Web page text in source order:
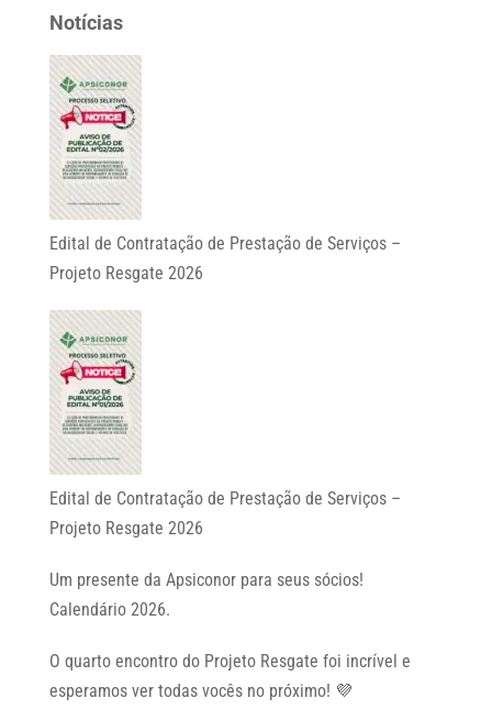
Notícias
Edital de Contratação de Prestação de Serviços –
Projeto Resgate 2026
Edital de Contratação de Prestação de Serviços –
Projeto Resgate 2026
Um presente da Apsiconor para seus sócios!
Calendário 2026.
O quarto encontro do Projeto Resgate foi incrível e
esperamos ver todas vocês no próximo! 💜